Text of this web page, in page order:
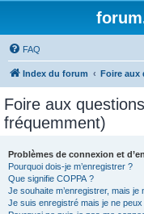
FAQ
Index du forum Foire aux
Foire aux
fréquemment)
Problèmes de connexion et
Pourquoi dois-je m’enregistrer ?
Que signifie COPPA ?
Je souhaite m’enregistrer, mais je
Je suis enregistré mais je ne